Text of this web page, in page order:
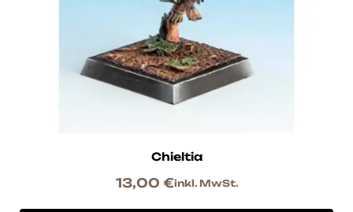
Chieltia
13,00 €inkl. MwSt.